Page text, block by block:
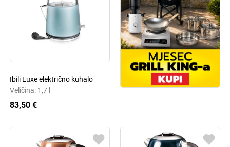
Ibili Luxe električno kuhalo
Veličina: 1,7 l
83,50 €